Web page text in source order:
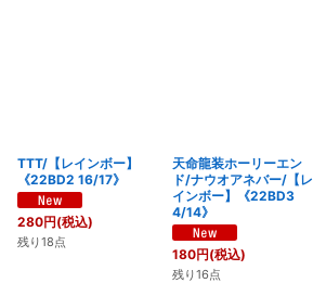
TTT/【レインボー】
《22BD2 16/17》
280円(税込)
残り18点
天命龍装ホーリーエン
ド/ナウオアネバー/【レ
インボー】《22BD3
4/14》
180円(税込)
残り16点